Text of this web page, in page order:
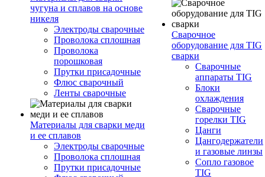
чугуна и сплавов на основе
никеля
Электроды сварочные
Проволока сплошная
Проволока
порошковая
Прутки присадочные
Флюс сварочный
Ленты сварочные
Материалы для сварки меди
и ее сплавов
Электроды сварочные
Проволока сплошная
Прутки присадочные
Сварочное
оборудование для TIG
сварки
Сварочные
аппараты TIG
Блоки
охлаждения
Сварочные
горелки TIG
Цанги
Цангодержатели
и газовые линзы
Сопло газовое
TIG